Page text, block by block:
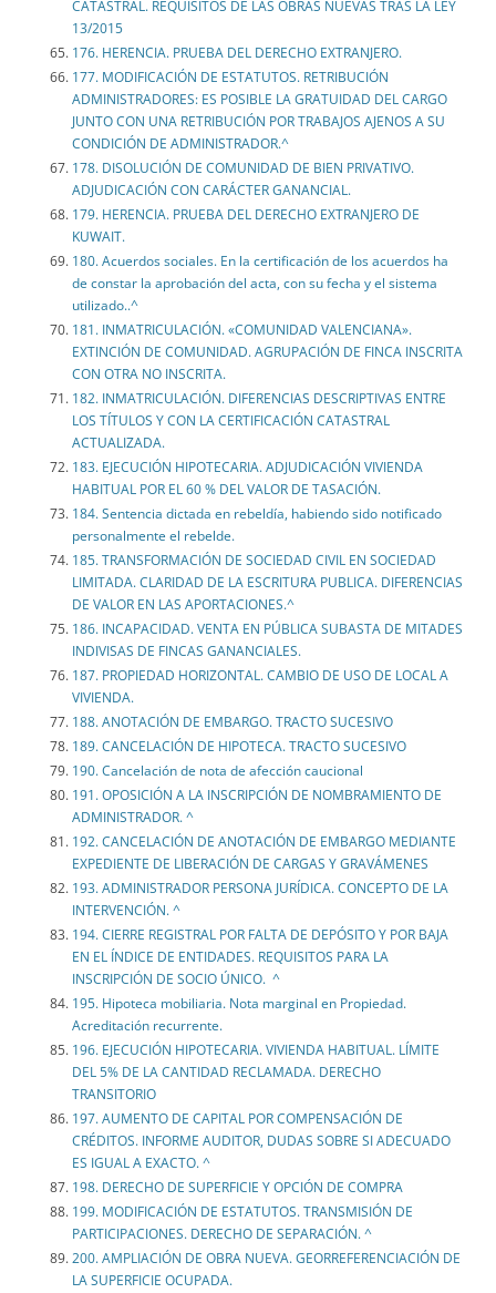
CATASTRAL. REQUISITOS DE LAS OBRAS NUEVAS TRAS LA LEY
13/2015
176. HERENCIA. PRUEBA DEL DERECHO EXTRANJERO.
177. MODIFICACIÓN DE ESTATUTOS. RETRIBUCIÓN
ADMINISTRADORES: ES POSIBLE LA GRATUIDAD DEL CARGO
JUNTO CON UNA RETRIBUCIÓN POR TRABAJOS AJENOS A SU
CONDICIÓN DE ADMINISTRADOR.^
178. DISOLUCIÓN DE COMUNIDAD DE BIEN PRIVATIVO.
ADJUDICACIÓN CON CARÁCTER GANANCIAL.
179. HERENCIA. PRUEBA DEL DERECHO EXTRANJERO DE
KUWAIT.
180. Acuerdos sociales. En la certificación de los acuerdos ha
de constar la aprobación del acta, con su fecha y el sistema
utilizado..^
181. INMATRICULACIÓN. «COMUNIDAD VALENCIANA».
EXTINCIÓN DE COMUNIDAD. AGRUPACIÓN DE FINCA INSCRITA
CON OTRA NO INSCRITA.
182. INMATRICULACIÓN. DIFERENCIAS DESCRIPTIVAS ENTRE
LOS TÍTULOS Y CON LA CERTIFICACIÓN CATASTRAL
ACTUALIZADA.
183. EJECUCIÓN HIPOTECARIA. ADJUDICACIÓN VIVIENDA
HABITUAL POR EL 60 % DEL VALOR DE TASACIÓN.
184. Sentencia dictada en rebeldía, habiendo sido notificado
personalmente el rebelde.
185. TRANSFORMACIÓN DE SOCIEDAD CIVIL EN SOCIEDAD
LIMITADA. CLARIDAD DE LA ESCRITURA PUBLICA. DIFERENCIAS
DE VALOR EN LAS APORTACIONES.^
186. INCAPACIDAD. VENTA EN PÚBLICA SUBASTA DE MITADES
INDIVISAS DE FINCAS GANANCIALES.
187. PROPIEDAD HORIZONTAL. CAMBIO DE USO DE LOCAL A
VIVIENDA.
188. ANOTACIÓN DE EMBARGO. TRACTO SUCESIVO
189. CANCELACIÓN DE HIPOTECA. TRACTO SUCESIVO
190. Cancelación de nota de afección caucional
191. OPOSICIÓN A LA INSCRIPCIÓN DE NOMBRAMIENTO DE
ADMINISTRADOR. ^
192. CANCELACIÓN DE ANOTACIÓN DE EMBARGO MEDIANTE
EXPEDIENTE DE LIBERACIÓN DE CARGAS Y GRAVÁMENES
193. ADMINISTRADOR PERSONA JURÍDICA. CONCEPTO DE LA
INTERVENCIÓN. ^
194. CIERRE REGISTRAL POR FALTA DE DEPÓSITO Y POR BAJA
EN EL ÍNDICE DE ENTIDADES. REQUISITOS PARA LA
INSCRIPCIÓN DE SOCIO ÚNICO. ^
195. Hipoteca mobiliaria. Nota marginal en Propiedad.
Acreditación recurrente.
196. EJECUCIÓN HIPOTECARIA. VIVIENDA HABITUAL. LÍMITE
DEL 5% DE LA CANTIDAD RECLAMADA. DERECHO
TRANSITORIO
197. AUMENTO DE CAPITAL POR COMPENSACIÓN DE
CRÉDITOS. INFORME AUDITOR, DUDAS SOBRE SI ADECUADO
ES IGUAL A EXACTO. ^
198. DERECHO DE SUPERFICIE Y OPCIÓN DE COMPRA
199. MODIFICACIÓN DE ESTATUTOS. TRANSMISIÓN DE
PARTICIPACIONES. DERECHO DE SEPARACIÓN. ^
200. AMPLIACIÓN DE OBRA NUEVA. GEORREFERENCIACIÓN DE
LA SUPERFICIE OCUPADA.